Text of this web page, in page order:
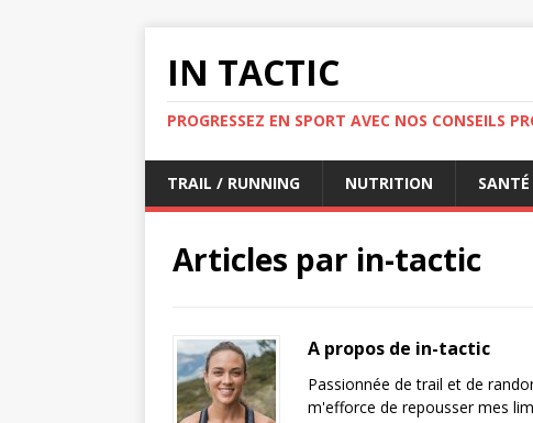
IN TACTIC
PROGRESSEZ EN SPORT AVEC NOS CONSEILS
TRAIL / RUNNING NUTRITION SANTÉ
Articles par in-tactic
A propos de in-tactic
Passionnée de trail et de
m'efforce de repousser mes